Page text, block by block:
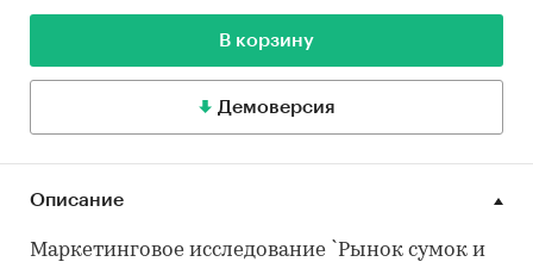
В корзину
Демоверсия
Описание
Маркетинговое исследование `Рынок сумок и